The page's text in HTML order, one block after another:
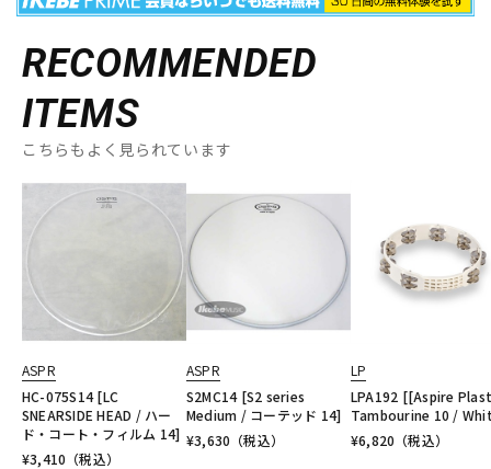
RECOMMENDED
ITEMS
こちらもよく見られています
ASPR
HC-075S14 [LC
SNEARSIDE HEAD / ハー
ド・コート・フィルム 14]
¥3,410 （税込）
ASPR
S2MC14 [S2 series
Medium / コーテッド 14]
¥3,630 （税込）
LP
LPA192 [[Aspire
Tambourine 10 /
¥6,820 （税込）